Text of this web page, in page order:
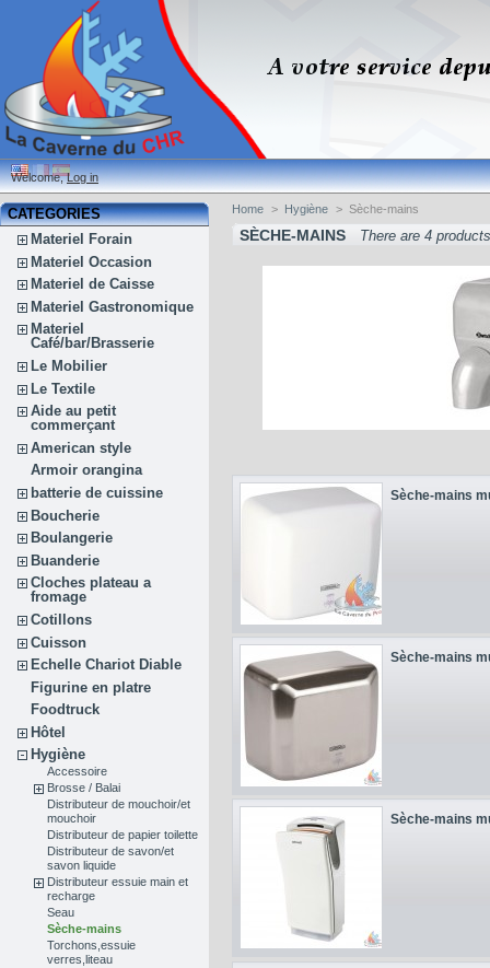
Welcome,Log in
CATEGORIES
Materiel Forain
Materiel Occasion
Materiel de Caisse
Materiel Gastronomique
Materiel
Café/bar/Brasserie
Le Mobilier
Le Textile
Aide au petit
commerçant
American style
Armoir orangina
batterie de cuissine
Boucherie
Boulangerie
Buanderie
Cloches plateau a
fromage
Cotillons
Cuisson
Echelle Chariot Diable
Figurine en platre
Foodtruck
Hôtel
Hygiène
Accessoire
Brosse / Balai
Distributeur de mouchoir/et
mouchoir
Distributeur de papier toilette
Distributeur de savon/et
savon liquide
Distributeur essuie main et
recharge
Seau
Sèche-mains
Torchons,essuie
verres,liteau
Home > Hygiène > Sèche-mains
SÈCHE-MAINS There are 4
Sèche-mains
Sèche-mains
Sèche-mains